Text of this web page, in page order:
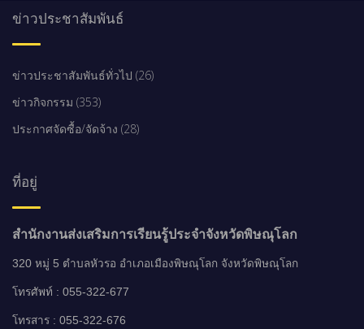
ข่าวประชาสัมพันธ์
ข่าวประชาสัมพันธ์ทั่วไป (26)
ข่าวกิจกรรม (353)
ประกาศจัดซื้อ/จัดจ้าง (28)
ที่อยู่
สำนักงานส่งเสริมการเรียนรู้ประจำจังหวัดพิษณุโลก
320 หมู่ 5 ตำบลหัวรอ อำเภอเมืองพิษณุโลก จังหวัดพิษณุโลก
โทรศัพท์ : 055-322-677
โทรสาร : 055-322-676